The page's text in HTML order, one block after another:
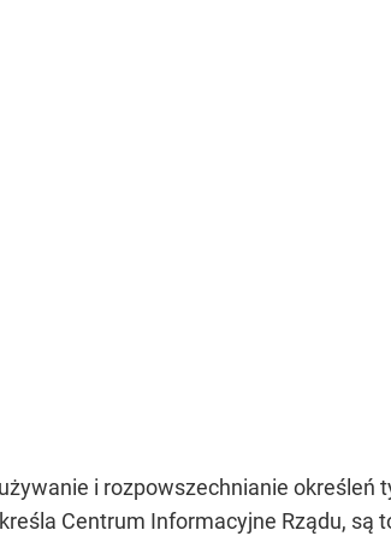
i rozpowszechnianie określeń
Centrum Informacyjne Rządu,